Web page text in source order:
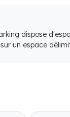
dispose
un espace